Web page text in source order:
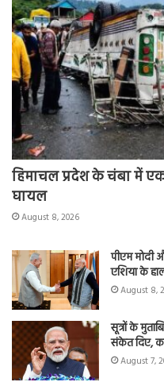
हिमाचल प्रदेश के चंबा में
घायल
August 8, 2026
पीएम मोदी
एशिया के
August 8,
सूत्रों के
संकेत दिए,
August 7,